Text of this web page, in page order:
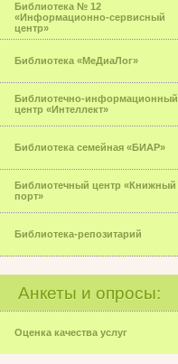
Библиотека № 12
«Информационно-сервисный
центр»
Библиотека «МеДиаЛог»
Библиотечно-информационный
центр «Интеллект»
Библиотека семейная «БИАР»
Библиотечный центр «Книжный
порт»
Библиотека-репозитарий
Анкеты и опросы:
Оценка качества услуг